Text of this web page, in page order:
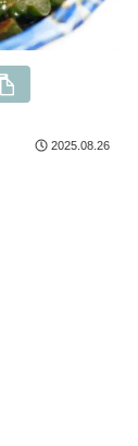
2025.08.26